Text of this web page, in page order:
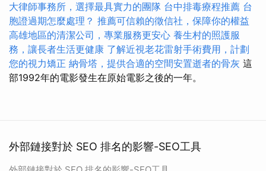
大律師事務所，選擇最具實力的團隊 台中排毒療程推薦 台
胞證過期怎麼處理？ 推薦可信賴的徵信社，保障你的權益
高雄地區的清潔公司，專業服務更安心 養生村的照護服
務，讓長者生活更健康 了解近視老花雷射手術費用，計劃
您的視力矯正 納骨塔，提供合適的空間安置逝者的骨灰 這
部1992年的電影發生在原始電影之後的一年。
外部鏈接對於 SEO 排名的影響-SEO工具